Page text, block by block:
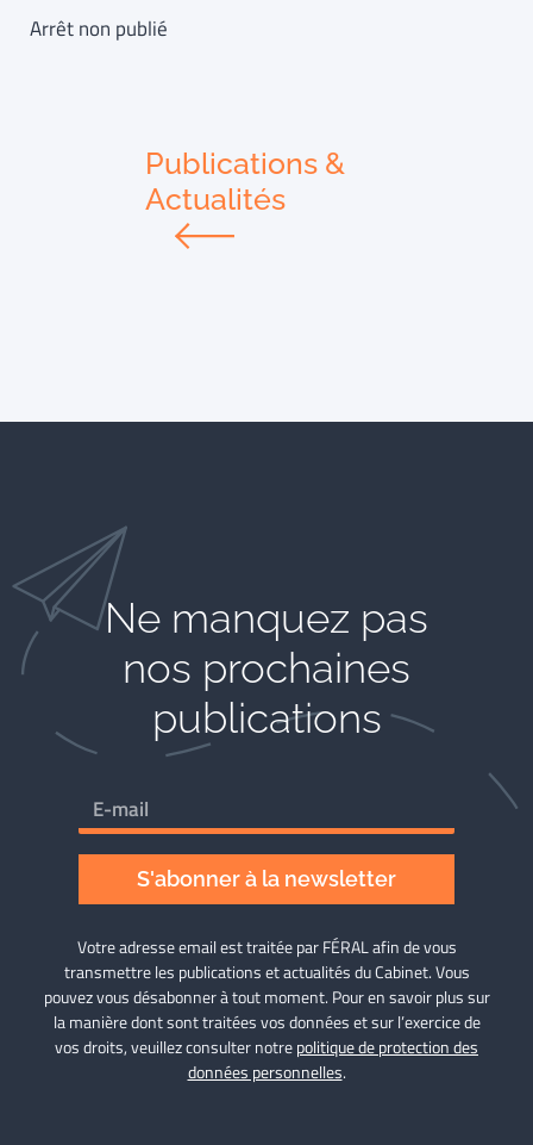
Arrêt non publié
Publications &
Actualités
Ne manquez pas
nos prochaines
publications
S'abonner à la newsletter
Votre adresse email est traitée par FÉRAL afin de vous
transmettre les publications et actualités du Cabinet. Vous
pouvez vous désabonner à tout moment. Pour en savoir plus sur
la manière dont sont traitées vos données et sur l’exercice de
vos droits, veuillez consulter notrepolitique de protection des
données personnelles.